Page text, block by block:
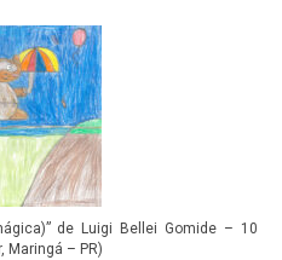
de Luigi Bellei Gomide – 10
Maringá – PR)